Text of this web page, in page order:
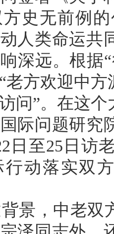
史无前例
人类命运共
深远。根据
老方欢迎中
问”。在这
际问题研究
日至25日访
行动落实双
景，中老双